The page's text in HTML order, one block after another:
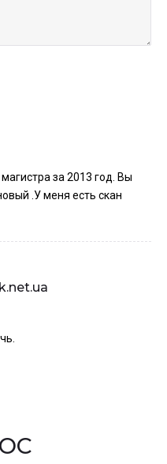
за 2013 год. Вы
.У меня есть скан